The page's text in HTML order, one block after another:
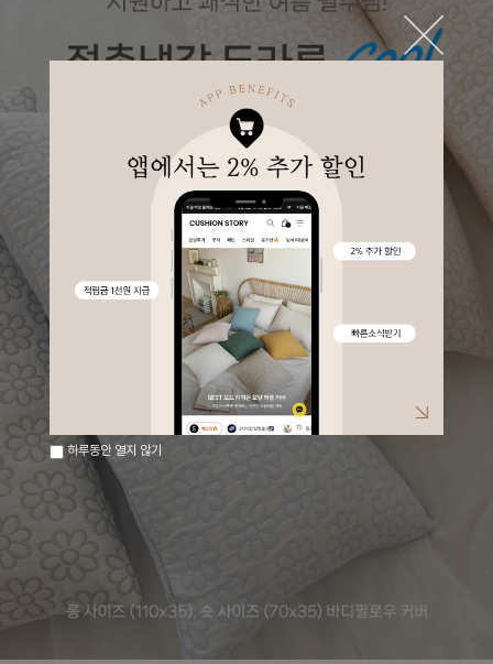
하루동안 열지 않기